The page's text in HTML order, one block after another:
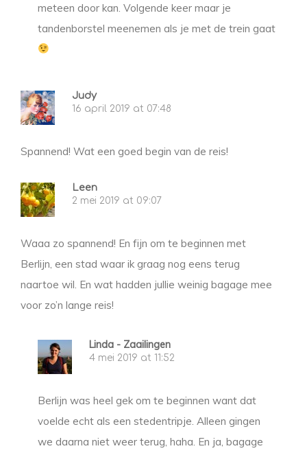
meteen door kan. Volgende keer maar je
tandenborstel meenemen als je met de trein gaat
Judy
16 april 2019 at 07:48
Spannend! Wat een goed begin van de reis!
Leen
2 mei 2019 at 09:07
Waaa zo spannend! En fijn om te beginnen met
Berlijn, een stad waar ik graag nog eens terug
naartoe wil. En wat hadden jullie weinig bagage mee
voor zo’n lange reis!
Linda - Zaailingen
4 mei 2019 at 11:52
Berlijn was heel gek om te beginnen want dat
voelde echt als een stedentripje. Alleen gingen
we daarna niet weer terug, haha. En ja, bagage